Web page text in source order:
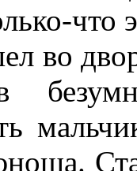
что
во